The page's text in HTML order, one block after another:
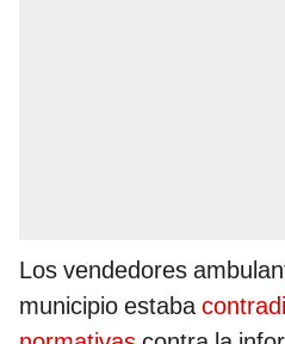
Los vendedores
municipio estaba